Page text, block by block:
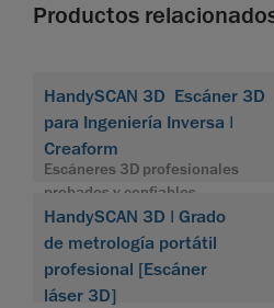
Productos
HandySCAN 3D Escáner 3D
para Ingeniería Inversa |
Creaform
Escáneres 3D profesionales
probados y confiables
HandySCAN 3D | Grado
de metrología portátil
profesional [Escáner
láser 3D]